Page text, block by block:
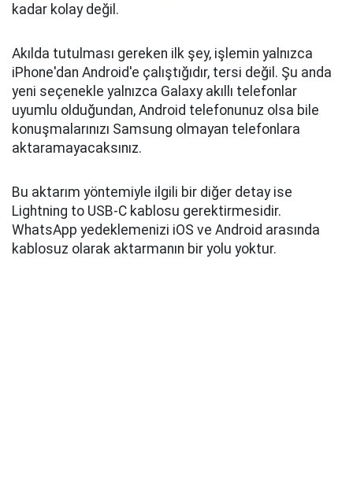
kadar kolay değil.
Akılda tutulması gereken ilk şey, işlemin yalnızca
iPhone'dan Android'e çalıştığıdır, tersi değil. Şu anda
yeni seçenekle yalnızca Galaxy akıllı telefonlar
uyumlu olduğundan, Android telefonunuz olsa bile
konuşmalarınızı Samsung olmayan telefonlara
aktaramayacaksınız.
Bu aktarım yöntemiyle ilgili bir diğer detay ise
Lightning to USB-C kablosu gerektirmesidir.
WhatsApp yedeklemenizi iOS ve Android arasında
kablosuz olarak aktarmanın bir yolu yoktur.